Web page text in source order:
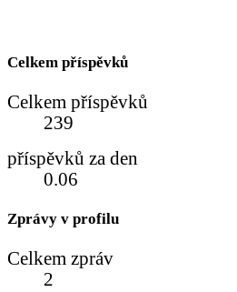
Celkem příspěvků
Celkem příspěvků
239
příspěvků za den
0.06
Zprávy v profilu
Celkem zpráv
2